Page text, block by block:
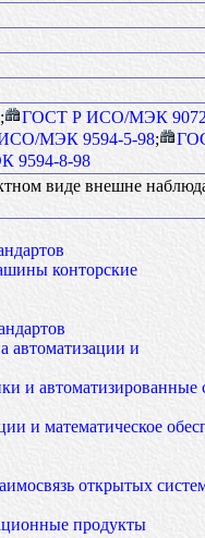
ГОСТ Р ИСО/МЭК
МЭК 9594-5-98;
8-98
виде внешне
конторские
автоматизации и
и автоматизированные
и математическое
открытых
продукты